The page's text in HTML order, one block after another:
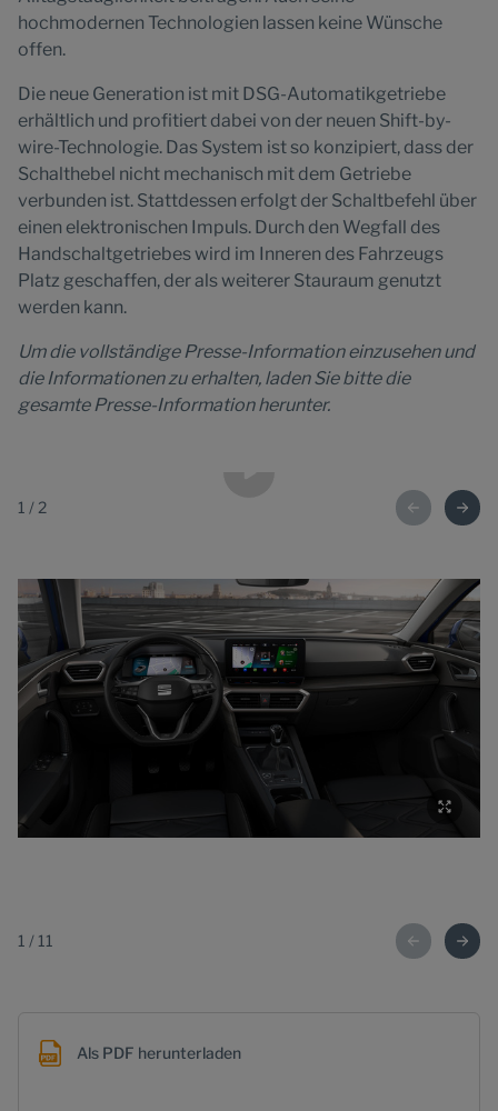
hochmodernen Technologien lassen keine Wünsche
offen.
Die neue Generation ist mit DSG-Automatikgetriebe
erhältlich und profitiert dabei von der neuen Shift-by-
wire-Technologie. Das System ist so konzipiert, dass der
Schalthebel nicht mechanisch mit dem Getriebe
verbunden ist. Stattdessen erfolgt der Schaltbefehl über
einen elektronischen Impuls. Durch den Wegfall des
Handschaltgetriebes wird im Inneren des Fahrzeugs
Platz geschaffen, der als weiterer Stauraum genutzt
werden kann.
Um die vollständige Presse-Information einzusehen und
die Informationen zu erhalten, laden Sie bitte die
gesamte Presse-Information herunter.
1 / 2
1 / 11
Als PDF herunterladen